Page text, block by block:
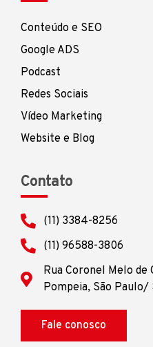
Conteúdo e SEO
Google ADS
Podcast
Redes Sociais
Vídeo Marketing
Website e Blog
Contato
(11) 3384-8256
(11) 96588-3806
Rua Coronel Melo de
Pompeia, São Paulo/
Fale conosco